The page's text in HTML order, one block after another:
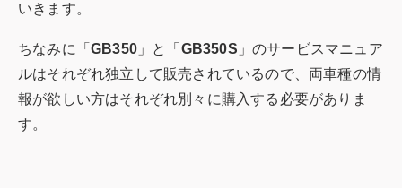
いきます。
ちなみに「 GB350 」と「 GB350S 」のサービスマニュア
ルはそれぞれ独立して販売されているので、両車種の情
報が欲しい方はそれぞれ別々に購入する必要がありま
す。